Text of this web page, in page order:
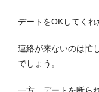
デートをOKしてくれ
連絡が来ないのは忙
でしょう。
一方、デートを断ら